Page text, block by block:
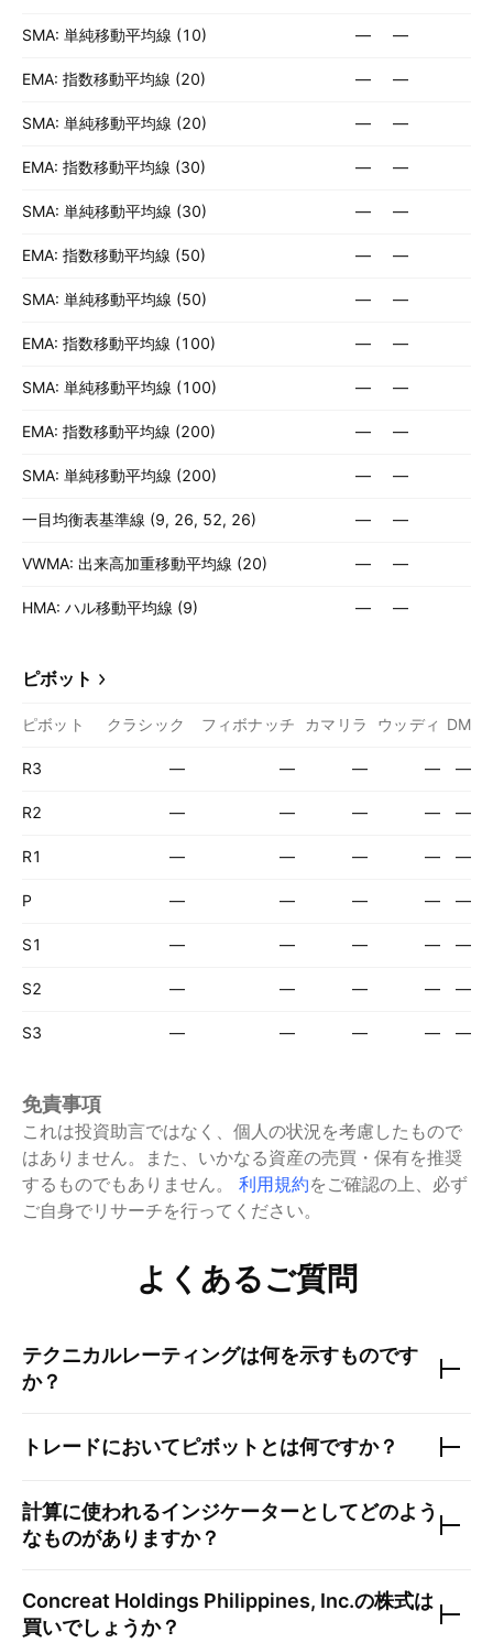
SMA: 単純移動平均線 (10) — —
EMA: 指数移動平均線 (20) — —
SMA: 単純移動平均線 (20) — —
EMA: 指数移動平均線 (30) — —
SMA: 単純移動平均線 (30) — —
EMA: 指数移動平均線 (50) — —
SMA: 単純移動平均線 (50) — —
EMA: 指数移動平均線 (100) — —
SMA: 単純移動平均線 (100) — —
EMA: 指数移動平均線 (200) — —
SMA: 単純移動平均線 (200) — —
一目均衡表基準線 (9, 26, 52, 26) — —
VWMA: 出来高加重移動平均線 (20) — —
HMA: ハル移動平均線 (9) — —
ピボット
ピボット クラシック フィボナッチ カマリラ ウッディ DM
R3 — — — — —
R2 — — — — —
R1 — — — — —
P — — — — —
S1 — — — — —
S2 — — — — —
S3 — — — — —
免責事項
これは投資助言ではなく、個人の状況を考慮したもので
はありません。また、いかなる資産の売買・保有を推奨
するものでもありません。
利用規約をご確認の上、必ず
ご自身でリサーチを行ってください。
よくあるご質問
テクニカルレーティングは何を示すものです
か？
トレードにおいてピボットとは何ですか？
計算に使われるインジケーターとしてどのよう
なものがありますか？
Concreat Holdings Philippines, Inc.の株式は
買いでしょうか？